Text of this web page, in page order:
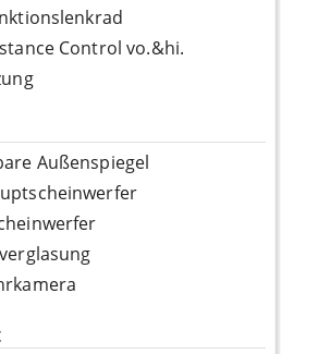
Control vo.&hi.
Außenspiegel